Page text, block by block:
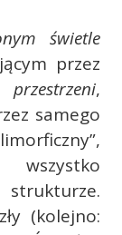
świetle
przez
przestrzeni,
samego
(kolejno: